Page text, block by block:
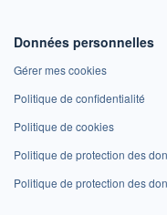
Données personnelles
Gérer mes cookies
Politique de confidentialité
Politique de cookies
Politique de protection des
Politique de protection des